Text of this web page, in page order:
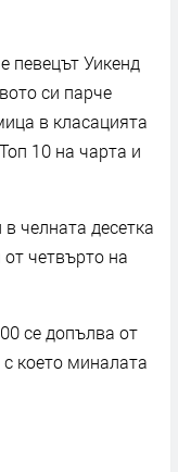
певецът Уикенд
си парче
в класацията
10 на чарта и
челната десетка
от четвърто на
се допълва от
което миналата